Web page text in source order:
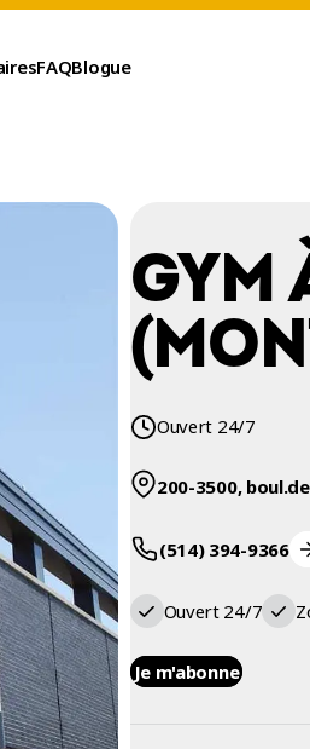
FAQBlogue
GYM
Ouvert 24/7
200-3500,
(514) 394-9366
Ouvert 24/7
Je m'abonne